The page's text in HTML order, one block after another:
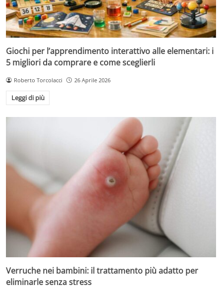
Giochi per l’apprendimento interattivo alle elementari: i
5 migliori da comprare e come sceglierli
Roberto Torcolacci 26 Aprile 2026
Leggi di più
Verruche nei bambini: il trattamento più adatto per
eliminarle senza stress